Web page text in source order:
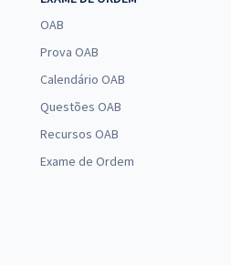
OAB
Prova OAB
Calendário OAB
Questões OAB
Recursos OAB
Exame de Ordem